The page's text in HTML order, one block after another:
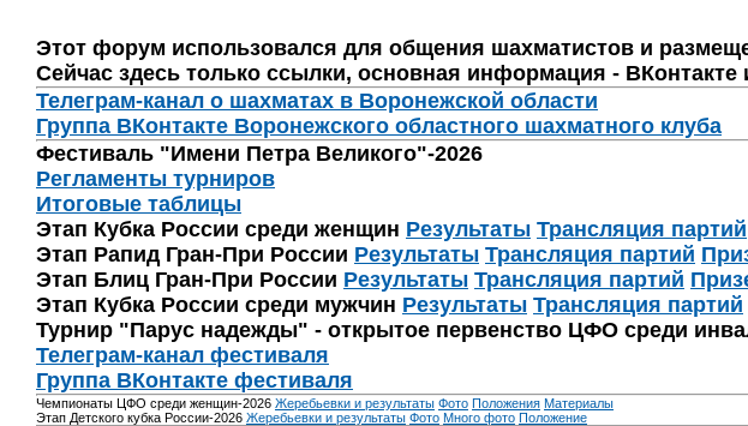
Этот форум использовался для общения шахматистов и
Сейчас здесь только ссылки, основная информация - ВКонтакте
Телеграм-канал о шахматах в Воронежской области
Группа ВКонтакте Воронежского областного шахматного клуба
Фестиваль "Имени Петра Великого"-2026
Регламенты турниров
Итоговые таблицы
Этап Кубка России среди женщин Результаты Трансляция партий
Этап Рапид Гран-При России Результаты Трансляция партий
Этап Блиц Гран-При России Результаты Трансляция партий
Этап Кубка России среди мужчин Результаты Трансляция партий
Турнир "Парус надежды" - открытое первенство ЦФО среди
Телеграм-канал фестиваля
Группа ВКонтакте фестиваля
Чемпионаты ЦФО среди женщин-2026 Жеребьевки и результаты Фото Положения Материалы
Этап Детского кубка России-2026 Жеребьевки и результаты Фото Много фото Положение